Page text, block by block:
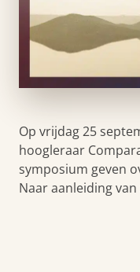
Op vrijdag 25
hoogleraar
symposium geven
Naar aanleiding